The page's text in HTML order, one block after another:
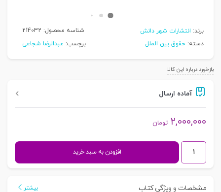
برند: انتشارات شهر دانش شناسه محصول: 214032
دسته: حقوق بین الملل برچسب: عبدالرضا شجاعی
بازخورد درباره این کالا
آماده ارسال
۲,۰۰۰,۰۰۰ تومان
حقوق
انرژی
المللی
افزودن به سبد خرید
مشخصات و ویژگی کتاب بیشتر